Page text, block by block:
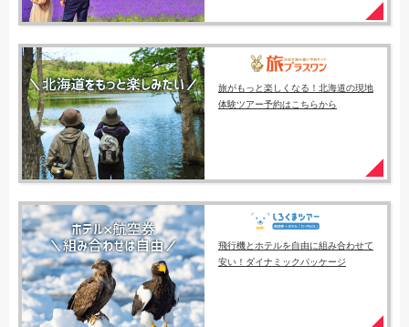
旅がもっと楽しくなる！北海道の現地
体験ツアー予約はこちらから
飛行機とホテルを自由に組み合わせて
安い！ダイナミックパッケージ